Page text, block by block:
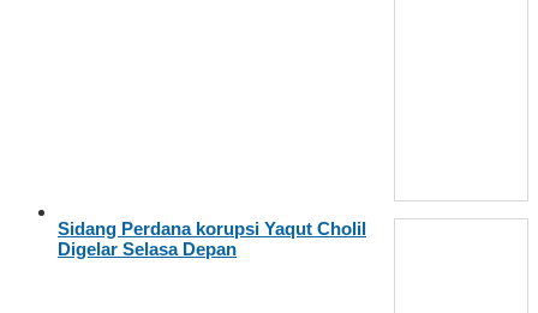
Sidang Perdana korupsi Yaqut Cholil
Digelar Selasa Depan